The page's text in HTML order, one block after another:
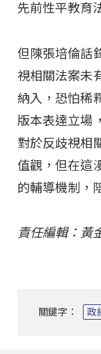
先前性平教育
但陳張培倫話
視相關法案未
納入，恐怕稀
版本表達立場
對於反歧視相
值觀，但在這
的輔導機制，
責任編輯：黃
關鍵字： 政